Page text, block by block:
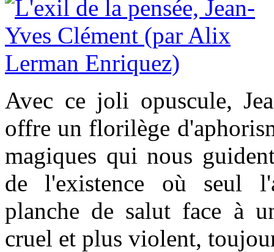
Avec ce joli opuscule,
offre un florilège
magiques qui nous
de l'existence où seul
planche de salut face à
cruel et plus violent,